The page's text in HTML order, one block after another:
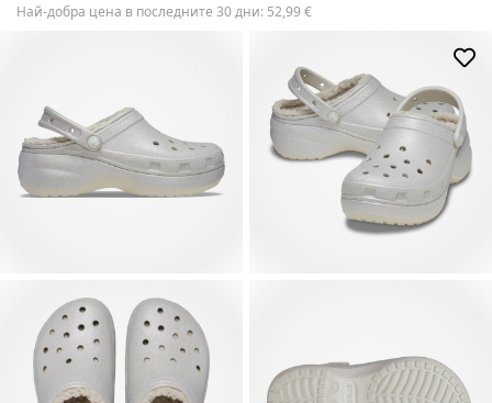
Най-добра цена в последните 30 дни: 52,99 €